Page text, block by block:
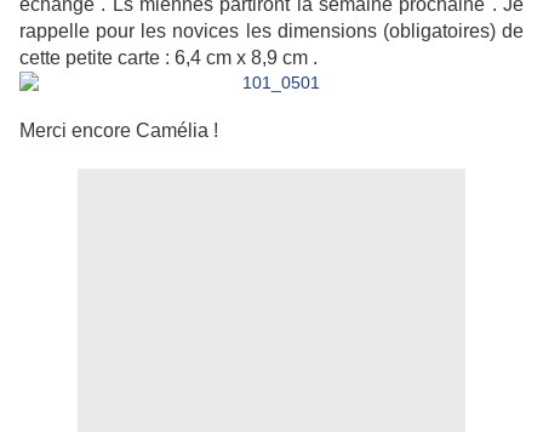
échange . Ls miennes partiront la semaine prochaine . Je
rappelle pour les novices les dimensions (obligatoires) de
cette petite carte : 6,4 cm x 8,9 cm .
Merci encore Camélia !